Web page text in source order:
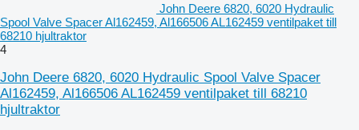
John Deere 6820, 6020 Hydraulic
Spool Valve Spacer Al162459, Al166506 AL162459 ventilpaket till
68210 hjultraktor
4
John Deere 6820, 6020 Hydraulic Spool Valve Spacer
Al162459, Al166506 AL162459 ventilpaket till 68210
hjultraktor